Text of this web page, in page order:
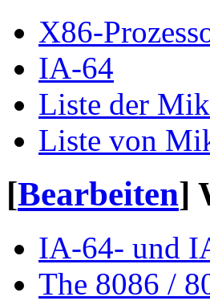
X86-
IA-64
Liste der
Liste von
[Bearbeiten]
IA-64- und
The 8086 /